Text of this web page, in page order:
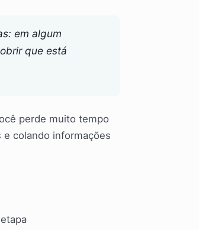
em algum
que está
perde muito tempo
colando informações